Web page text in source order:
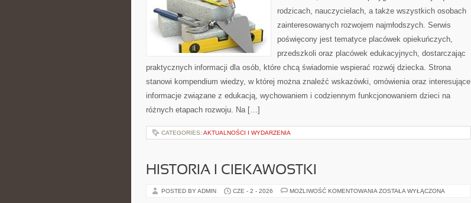
rodzicach, nauczycielach, a także wszystkich osobach
zainteresowanych rozwojem najmłodszych. Serwis
poświęcony jest tematyce placówek opiekuńczych,
przedszkoli oraz placówek edukacyjnych, dostarczając
praktycznych informacji dla osób, które chcą świadomie wspierać rozwój dziecka. Strona
stanowi kompendium wiedzy, w której można znaleźć wskazówki, omówienia oraz interesujące
informacje związane z edukacją, wychowaniem i codziennym funkcjonowaniem dzieci na
różnych etapach rozwoju. Na […]
CATEGORIES: AKTUALNOŚCI I WYDARZENIA
HISTORIA I CIEKAWOSTKI
POSTED BY ADMIN CZE - 2 - 2026 MOŻLIWOŚĆ KOMENTOWANIA HISTORIA
ZOSTAŁA WYŁĄCZONA